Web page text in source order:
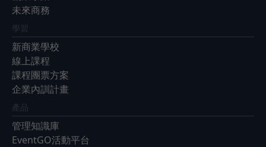
未來商務
學習
新商業學校
線上課程
課程團票方案
企業內訓計畫
產品
管理知識庫
EventGO活動平台